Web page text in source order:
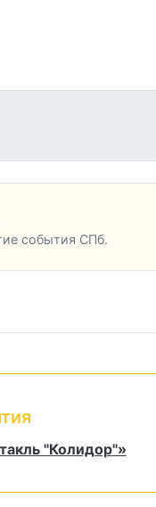
события СПб.
"Колидор"»